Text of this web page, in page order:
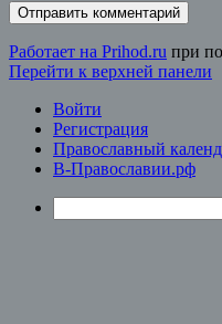
Работает на Prihod.ru при
Перейти к верхней панели
Войти
Регистрация
Православный
В-Православии.рф